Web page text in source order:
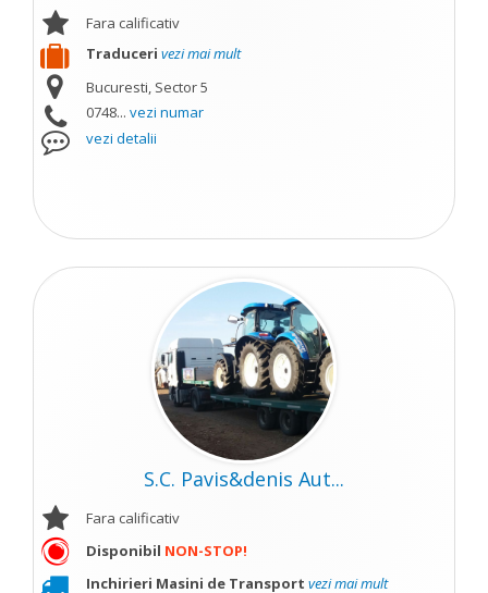
Fara calificativ
Traduceri vezi mai mult
Bucuresti, Sector 5
0748... vezi numar
vezi detalii
S.C. Pavis&denis Aut...
Fara calificativ
Disponibil NON-STOP!
Inchirieri Masini de Transport vezi mai mult